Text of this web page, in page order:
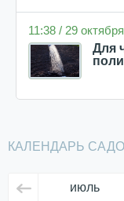
11:38 / 29
Для
КАЛЕНДАРЬ
июль